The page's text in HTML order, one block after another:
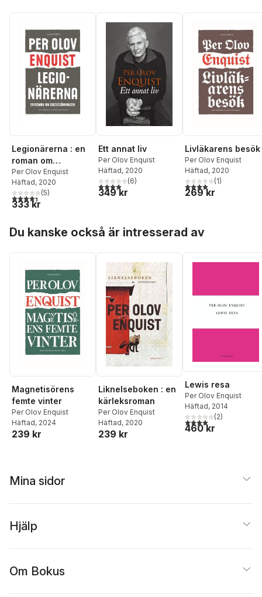
Legionärerna : en
roman om
baltutlämningen
Per Olov Enquist
Häftad, 2020
4,4utav 5 stjärnor. Totalt antal röster:
(5)
333 kr
Ett annat liv
Per Olov Enquist
Häftad, 2020
4,0utav 5 stjärnor. Totalt antal röster:
(6)
349 kr
Livläkarens besök
Per Olov Enquist
Häftad, 2020
4,0utav 5 stjärnor.
(1)
269 kr
Du kanske också är intresserad av
Magnetisörens
femte vinter
Per Olov Enquist
Häftad, 2024
239 kr
Liknelseboken : en
kärleksroman
Per Olov Enquist
Häftad, 2020
239 kr
Lewis resa
Per Olov Enquist
Häftad, 2014
4,0utav 5 stjärnor.
(2)
460 kr
Mina sidor
Hjälp
Om Bokus